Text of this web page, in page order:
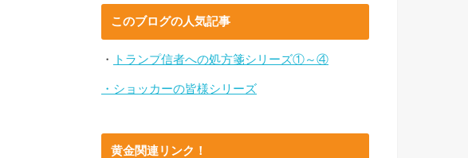
このブログの人気記事
・ トランプ信者への処方箋シリーズ①～④
・ショッカーの皆様シリーズ
黄金関連リンク！